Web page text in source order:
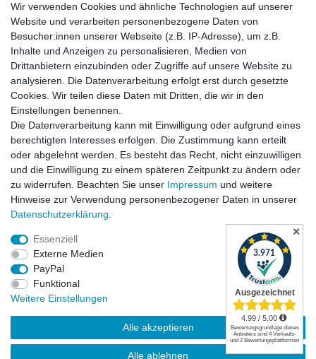
Zahlungsarten
Versandkosten
Widerrufsrecht Impressum|
Kontakt
Wir verwenden Cookies und ähnliche Technologien auf unserer
Website und verarbeiten personenbezogene Daten von
Besucher:innen unserer Webseite (z.B. IP-Adresse), um z.B.
Inhalte und Anzeigen zu personalisieren, Medien von
Drittanbietern einzubinden oder Zugriffe auf unsere Website zu
analysieren. Die Datenverarbeitung erfolgt erst durch gesetzte
Cookies. Wir teilen diese Daten mit Dritten, die wir in den
Einstellungen benennen.
Die Datenverarbeitung kann mit Einwilligung oder aufgrund eines
berechtigten Interesses erfolgen. Die Zustimmung kann erteilt
oder abgelehnt werden. Es besteht das Recht, nicht einzuwilligen
und die Einwilligung zu einem späteren Zeitpunkt zu ändern oder
zu widerrufen. Beachten Sie unser Impressum und weitere
Hinweise zur Verwendung personenbezogener Daten in unserer
Daten­schutz­erklärung
Essenziell
Externe Medien
PayPal
Funktional
Weitere Einstellungen
Alle akzeptieren
Alle ablehnen
✕